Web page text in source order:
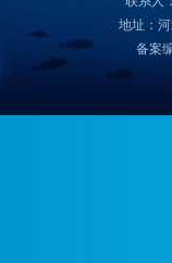
地址：
备案